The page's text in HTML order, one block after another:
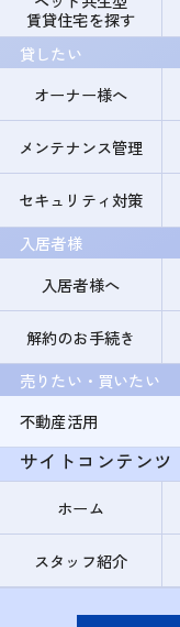
賃貸住宅を探す
貸したい
オーナー様へ
メンテナンス管理
セキュリティ対策
入居者様
入居者様へ
解約のお手続き
売りたい・買いたい
不動産活用
サイトコンテンツ
ホーム
スタッフ紹介